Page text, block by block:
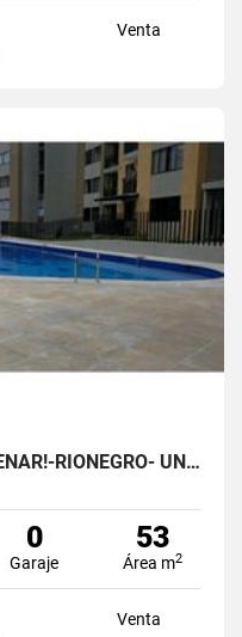
Venta
APTO DIVINO 53 MTS !ESTRENAR!-RIONEGRO- UNIDAD COMPLETA.- $298.800.000
0
Garaje
53
Área m2
Venta